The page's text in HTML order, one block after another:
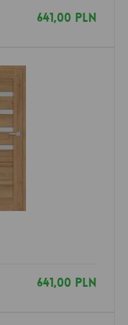
641,00 PLN
641,00 PLN